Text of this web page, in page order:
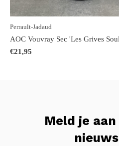
Perrault-Jadaud
AOC Vouvray Sec 'Les Grives
€21,95
Meld je